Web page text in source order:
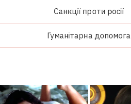
Санкції проти росії
Гуманітарна допомога